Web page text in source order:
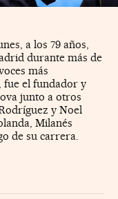
a los 79 años,
durante más de
más
fue el fundador y
junto a otros
y Noel
Milanés
de su carrera.